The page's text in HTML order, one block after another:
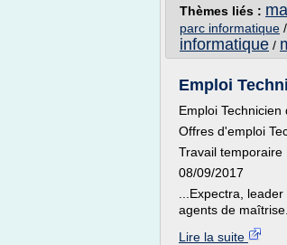
Thèmes liés :
parc informatique /
informatique /
Emploi
Emploi
Offres d'emploi
Travail temporaire
08/09/2017
...Expectra,
agents de
Lire la suite